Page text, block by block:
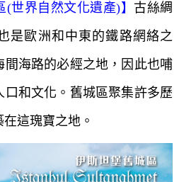
(世界自然文化遺產)】 古絲綢
是歐洲和中東的鐵路網絡之
間海路的必經之地，因此也哺
口和文化。舊城區聚集許多歷
這瑰寶之地。